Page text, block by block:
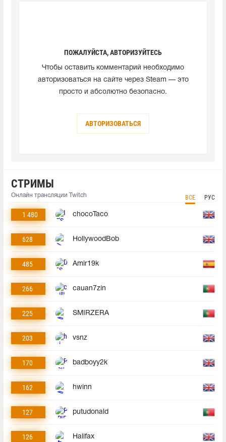
ПОЖАЛУЙСТА, АВТОРИЗУЙТЕСЬ
Чтобы оставить комментарий необходимо
авторизоваться на сайте через Steam — это
просто и абсолютно безопасно.
АВТОРИЗОВАТЬСЯ
СТРИМЫ
Онлайн трансляции Twitch ВСЕ РУС
1 480 chocoTaco
628 HollywoodBob
485 Amir19k
266 cauan7zin
225 SMIRZERA
203 vsnz
170 badboyy2k
162 hwinn
127 putudonald
126 Halifax